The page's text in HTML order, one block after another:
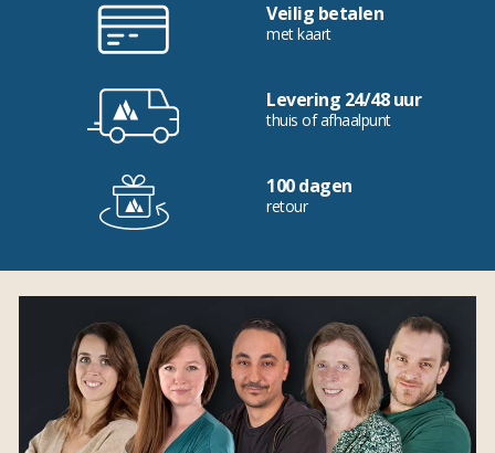
Veilig betalen
met kaart
Levering 24/48 uur
thuis of afhaalpunt
100 dagen
retour